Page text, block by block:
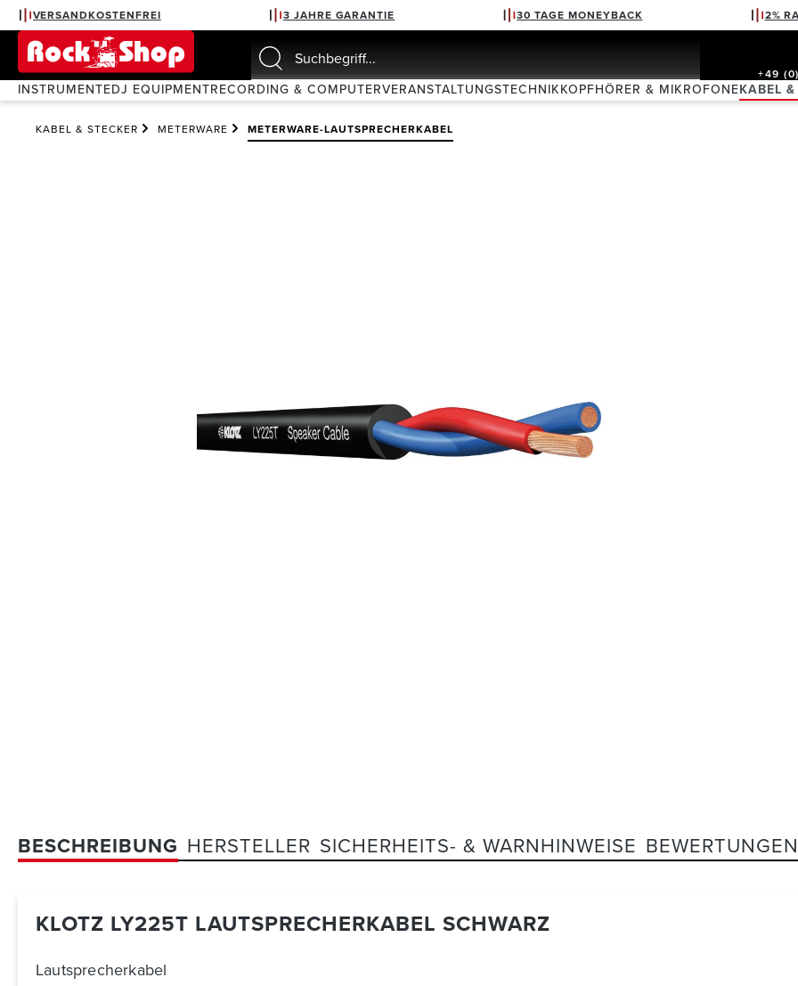
Zur Hauptnavigation springen
VERSANDKOSTENFREI 3 JAHRE GARANTIE 30 TAGE MONEYBACK 2%
+49
INSTRUMENTEDJ EQUIPMENTRECORDING & COMPUTERVERANSTALTUNGSTECHNIKKOPFHÖRER & MIKROFONEKABEL
KABEL & STECKER METERWARE METERWARE-LAUTSPRECHERKABEL
BESCHREIBUNG HERSTELLER SICHERHEITS- & WARNHINWEISE BEWERTUNGEN
KLOTZ LY225T LAUTSPRECHERKABEL SCHWARZ
Lautsprecherkabel